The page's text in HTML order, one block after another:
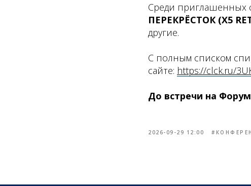
Среди приглашенных
ПЕРЕКРЁСТОК (X5
другие.
С полным списком
сайте: https://clck.ru/
До встречи на
2026-09-29 12:00